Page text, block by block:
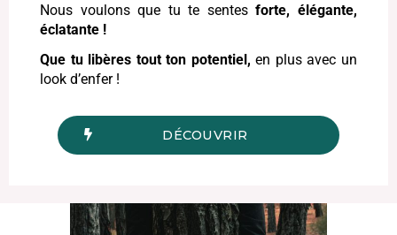
Nous voulons que tu te sentes forte, élégante,
éclatante !
Que tu libères tout ton potentiel, en plus avec un
look d’enfer !
DÉCOUVRIR